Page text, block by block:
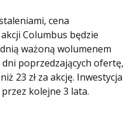
cena
Columbus będzie
ważoną wolumenem
poprzedzających ofertę,
23 zł za akcję. Inwestycja
kolejne 3 lata.